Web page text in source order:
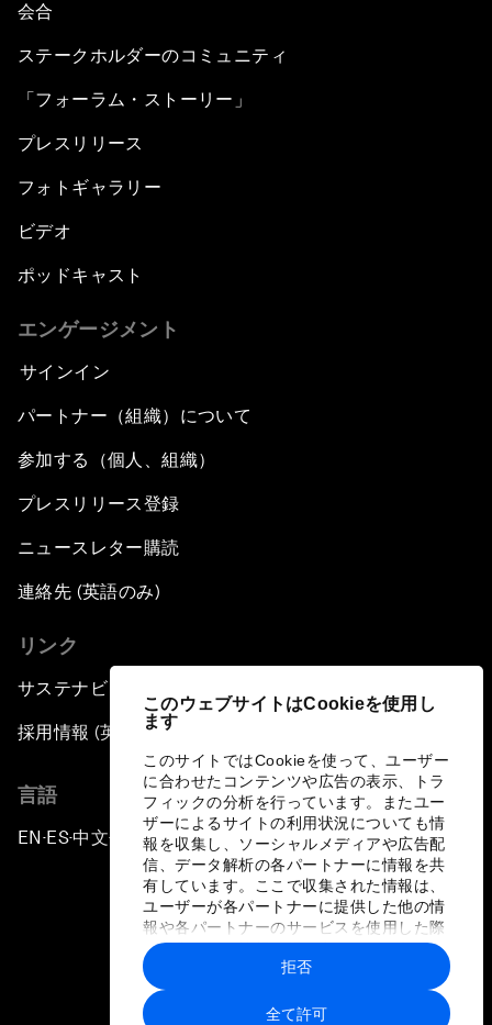
このウェブサイトはCookieを使用し
ます
このサイトではCookieを使って、ユーザー
に合わせたコンテンツや広告の表示、トラ
フィックの分析を行っています。またユー
ザーによるサイトの利用状況についても情
報を収集し、ソーシャルメディアや広告配
信、データ解析の各パートナーに情報を共
有しています。ここで収集された情報は、
ユーザーが各パートナーに提供した他の情
報や各パートナーのサービスを使用した際
に収集された情報と組み合わされ、各パー
トナーによって使用されることがありま
す。
全て許可
拒否
会合
ステークホルダーのコミュニティ
「フォーラム・ストーリー」
プレスリリース
フォトギャラリー
ビデオ
ポッドキャスト
エンゲージメント
サインイン
パートナー（組織）について
参加する（個人、組織）
プレスリリース登録
ニュースレター購読
連絡先 (英語のみ)
リンク
サステナビリティへの取り組み
採用情報 (英語のみ)
言語
EN ▪ ES▪中文▪ 日本語
プライバシーポリシーと利用規約